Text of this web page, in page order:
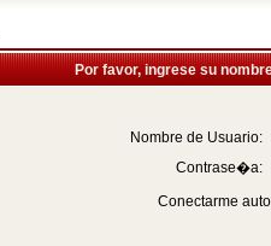
Por favor, ingrese su
Nombre de Usuario:
Contrase�a:
Conectarme